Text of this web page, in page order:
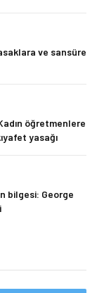
ve sansüre
öğretmenlere
yasağı
bilgesi: George